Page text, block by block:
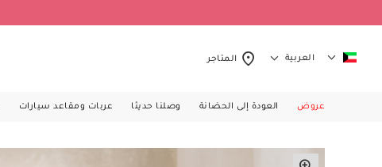
العربية المتاجر
عروض العودة إلى الحضانة وصلنا حديثا عربات ومقاعد سيارات